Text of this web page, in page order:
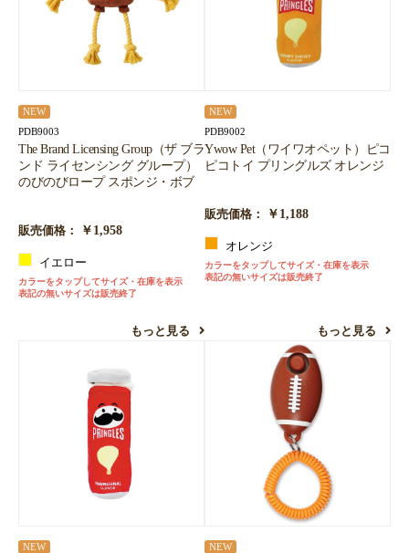
NEW
PDB9003
The Brand Licensing Group（ザ ブラ
ンド ライセンシング グループ）
のびのびロープ スポンジ・ボブ
販売価格： ￥1,958
イエロー
カラーをタップしてサイズ・在庫を表示
表記の無いサイズは販売終了
もっと見る
NEW
PDB9002
Ywow Pet（ワイワオペット）ピコ
ピコトイ プリングルズ オレンジ
販売価格： ￥1,188
オレンジ
カラーをタップしてサイズ・在庫を表示
表記の無いサイズは販売終了
もっと見る
NEW NEW